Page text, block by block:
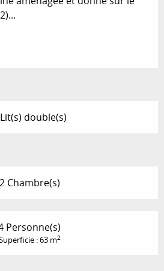
double(s)
2 Chambre(s)
Personne(s)
: 63 m2